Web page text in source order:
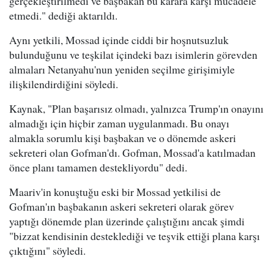
etmedi." dediği aktarıldı.
Aynı yetkili, Mossad içinde ciddi bir hoşnutsuzluk
bulunduğunu ve teşkilat içindeki bazı isimlerin görevden
almaları Netanyahu'nun yeniden seçilme girişimiyle
ilişkilendirdiğini söyledi.
Kaynak, "Plan başarısız olmadı, yalnızca Trump'ın onayını
almadığı için hiçbir zaman uygulanmadı. Bu onayı
almakla sorumlu kişi başbakan ve o dönemde askeri
sekreteri olan Gofman'dı. Gofman, Mossad'a katılmadan
önce planı tamamen destekliyordu" dedi.
Maariv'in konuştuğu eski bir Mossad yetkilisi de
Gofman'ın başbakanın askeri sekreteri olarak görev
yaptığı dönemde plan üzerinde çalıştığını ancak şimdi
"bizzat kendisinin desteklediği ve teşvik ettiği plana karşı
çıktığını" söyledi.